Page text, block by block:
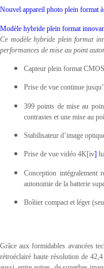
Nouvel appareil photo plein format
Modèle hybride plein format
Ce modèle hybride plein format
performances de mise au point
Capteur plein format
Prise de vue continue
399 points de mise au
contrastes et une mise au
Stabilisateur d’image
Prise de vue vidéo 4K[iv]
Conception intégralement
autonomie de la batterie
Boîtier compact et léger
Grâce aux formidables avancées
rétroéclairé haute résolution de